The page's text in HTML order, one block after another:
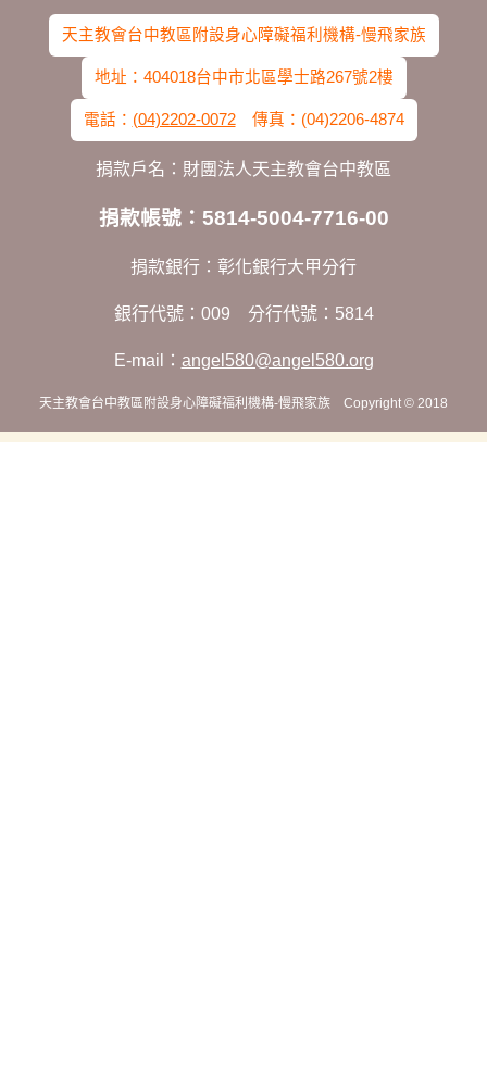
天主教會台中教區附設身心障礙福利機構-慢飛家族
地址：404018台中市北區學士路267號2樓
電話： (04)2202-0072傳真：(04)2206-4874
捐款戶名：財團法人天主教會台中教區
捐款帳號：5814-5004-7716-00
捐款銀行：彰化銀行大甲分行
銀行代號：009 分行代號：5814
E-mail： angel580@angel580.org
天主教會台中教區附設身心障礙福利機構-慢飛家族 Copyright © 2018